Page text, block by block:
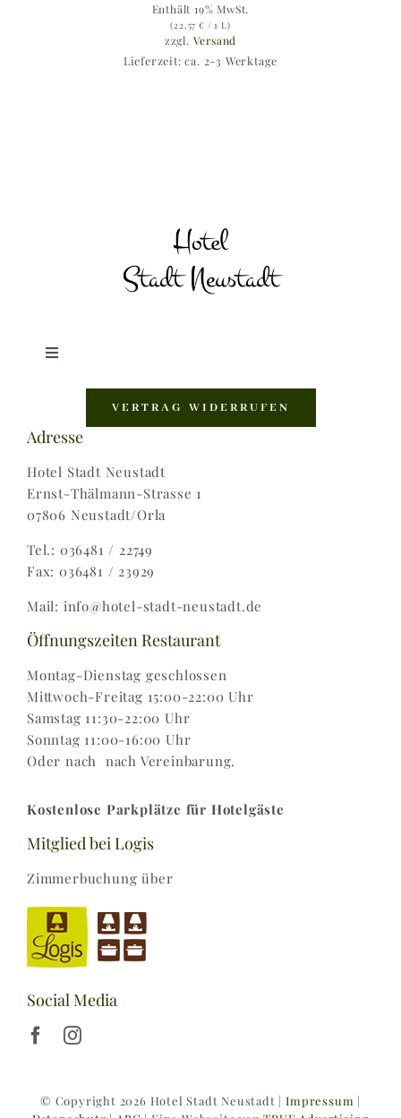
Enthält 19% MwSt.
(22,57€ / 1 L)
zzgl. Versand
Lieferzeit: ca. 2-3 Werktage
Toggle
Zahlungsweisen |
Widerruf |
Versand & Lieferung
VERTRAG WIDERRUFEN
Adresse
Hotel Stadt Neustadt
Ernst-Thälmann-Strasse 1
07806 Neustadt/Orla
Tel.: 036481 / 22749
Fax: 036481 / 23929
Mail: info@hotel-stadt-neustadt.de
Öffnungszeiten Restaurant
Montag-Dienstag geschlossen
Mittwoch-Freitag 15:00-22:00 Uhr
Samstag 11:30-22:00 Uhr
Sonntag 11:00-16:00 Uhr
Oder nach nach Vereinbarung.
Kostenlose Parkplätze für Hotelgäste
Mitglied bei Logis
Zimmerbuchung über
Social Media
© Copyright 2026 Hotel Stadt Neustadt |Impressum |